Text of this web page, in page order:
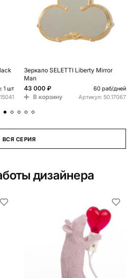
1 шт
Зеркало SELETTI Liberty Mirror
Man
43 000 ₽
60 раб/дней
В корзину Артикул: 50.17067
ВСЯ СЕРИЯ
дизайнера